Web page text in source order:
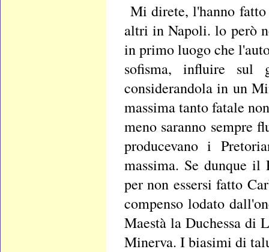
Mi direte, l'hanno
altri in Napoli. lo però
in primo luogo che
sofisma, influire
considerandola in un
massima tanto fatale
meno saranno sempre
producevano i
massima. Se dunque
per non essersi fatto
compenso lodato
Maestà la Duchessa di
Minerva. I biasimi di